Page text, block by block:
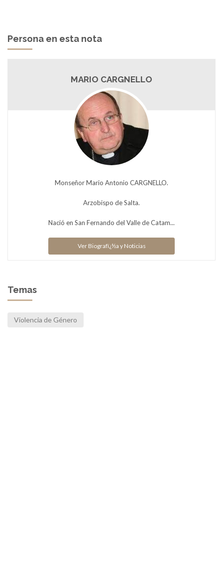
Persona en esta nota
MARIO CARGNELLO
Monseñor Mario Antonio CARGNELLO.
Arzobispo de Salta.
Nació en San Fernando del Valle de Catam...
Ver Biografï¿½a y Noticias
Temas
Violencia de Género